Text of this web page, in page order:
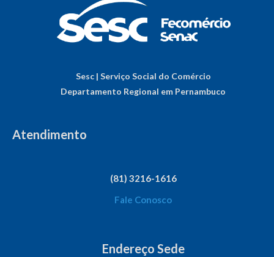
Sesc | Serviço Social do Comércio
Departamento Regional em Pernambuco
Atendimento
(81) 3216-1616
Fale Conosco
Endereço Sede